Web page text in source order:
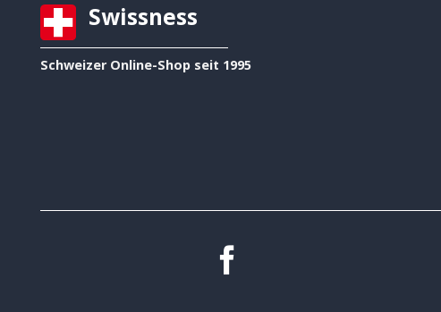
Swissness
Schweizer Online-Shop seit 1995